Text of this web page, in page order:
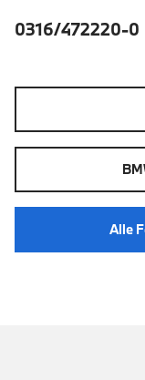
0316/472220-0
Alle